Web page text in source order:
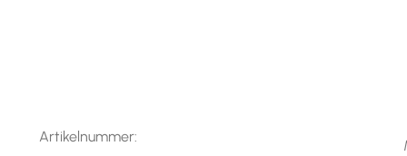
Artikelnummer: